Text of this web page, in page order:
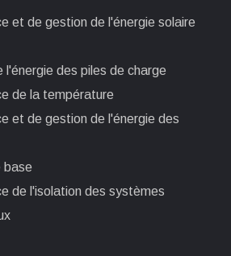
et de gestion de l'énergie solaire
l'énergie des piles de charge
de la température
et de gestion de l'énergie des
base
de l'isolation des systèmes